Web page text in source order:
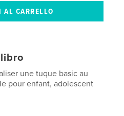
une tuque basic au
pour enfant, adolescent